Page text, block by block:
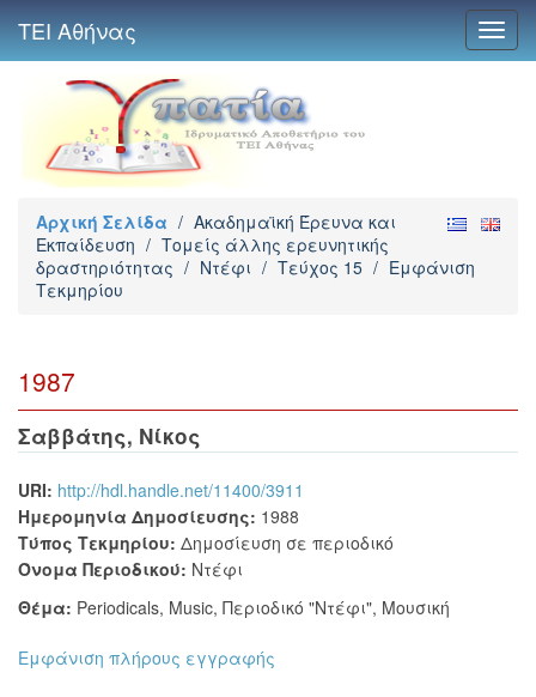
ΤΕΙ Αθήνας
Αρχική Σελίδα / Ακαδημαϊκή Έρευνα και
Εκπαίδευση / Τομείς άλλης ερευνητικής
δραστηριότητας / Ντέφι / Τεύχος 15 / Εμφάνιση
Τεκμηρίου
1987
Σαββάτης, Νίκος
URI: http://hdl.handle.net/11400/3911
Ημερομηνία Δημοσίευσης: 1988
Τύπος Τεκμηρίου: Δημοσίευση σε περιοδικό
Όνομα Περιοδικού: Ντέφι
Θέμα: Periodicals, Music, Περιοδικό "Ντέφι", Μουσική
Εμφάνιση πλήρους εγγραφής